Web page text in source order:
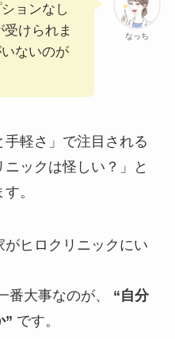
なっち
ョンなし
けられま
ないのが
軽さ」で注目される
ックは怪しい？」と
。
ヒロクリニックにい
番大事なのが、 “自分
” です。